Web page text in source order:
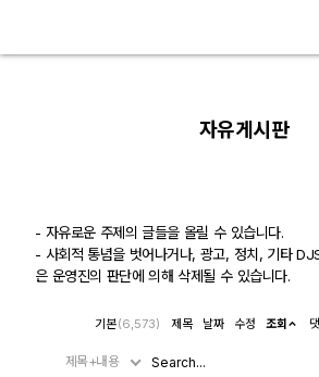
추천 갤러리
전시회 갤러리
자유게시판
- 자유로운 주제의 글들을 올릴 수 있습니다.
- 사회적 통념을 벗어나거나, 광고, 정치, 기타
은 운영진의 판단에 의해 삭제될 수 있습니다.
기본(6,573) 제목 날짜 수정 조회
제목+내용